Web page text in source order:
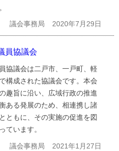
議会事務局 2020年7月29日
員協議会
協議会は二戸市、一戸町、軽
構成された協議会です。本会
趣旨に沿い、広域行政の推進
ある発展のため、相連携し諸
ともに、その実施の促進を図
ています。
議会事務局 2021年1月27日